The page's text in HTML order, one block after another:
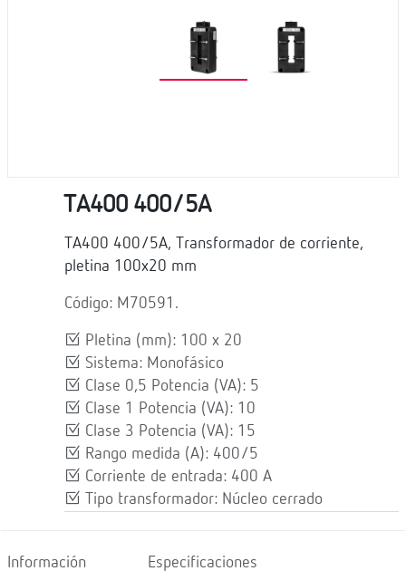
TA400 400/5A
TA400 400/5A, Transformador de corriente,
pletina 100x20 mm
Código: M70591.
Pletina (mm): 100 x 20
Sistema: Monofásico
Clase 0,5 Potencia (VA): 5
Clase 1 Potencia (VA): 10
Clase 3 Potencia (VA): 15
Rango medida (A): 400/5
Corriente de entrada: 400 A
Tipo transformador: Núcleo cerrado
Información Especificaciones